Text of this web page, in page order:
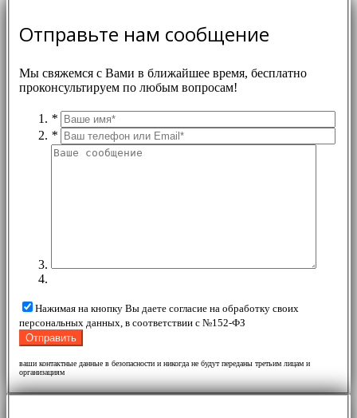
Отправьте нам сообщение
Мы свяжемся с Вами в ближайшее время, бесплатно
проконсультируем по любым вопросам!
*
*
Нажимая на кнопку Вы даете согласие на обработку своих
персональных данных, в соответствии с №152-ФЗ
ваши контактные данные в безопасности и никогда не будут переданы третьим лицам и
организациям